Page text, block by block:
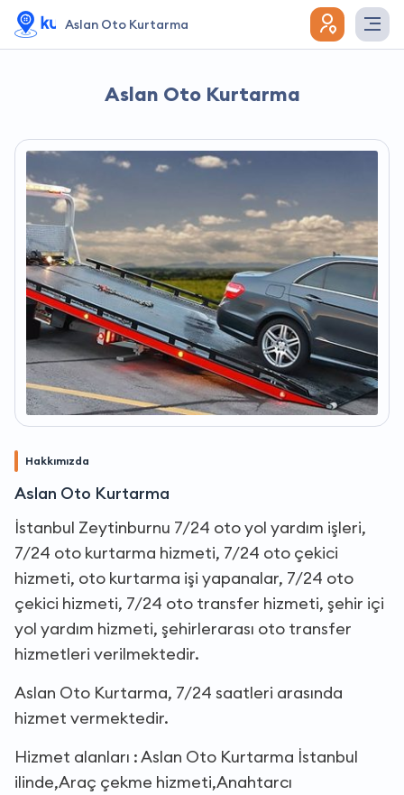
Aslan Oto Kurtarma
Aslan Oto Kurtarma
Hakkımızda
Aslan Oto Kurtarma
İstanbul Zeytinburnu 7/24 oto yol yardım işleri,
7/24 oto kurtarma hizmeti, 7/24 oto çekici
hizmeti, oto kurtarma işi yapanalar, 7/24 oto
çekici hizmeti, 7/24 oto transfer hizmeti, şehir içi
yol yardım hizmeti, şehirlerarası oto transfer
hizmetleri verilmektedir.
Aslan Oto Kurtarma, 7/24 saatleri arasında
hizmet vermektedir.
Hizmet alanları : Aslan Oto Kurtarma İstanbul
ilinde,Araç çekme hizmeti,Anahtarcı